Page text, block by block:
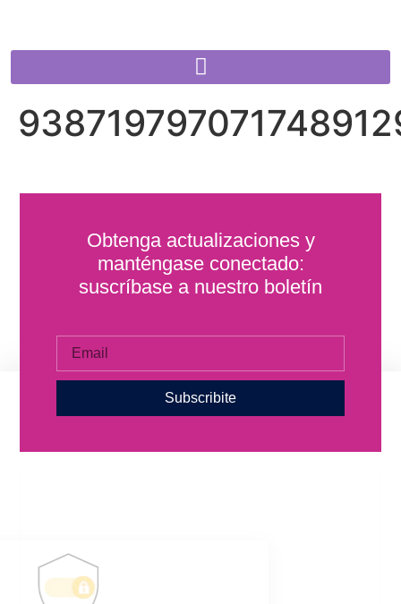
Obtenga actualizaciones y
manténgase conectado:
suscríbase a nuestro boletín
Subscribite